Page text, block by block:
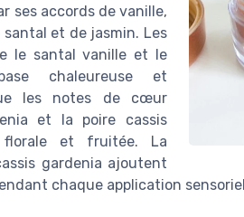
ses accords de vanille,
et de jasmin. Les
le santal vanille et le
chaleureuse et
les notes de cœur
et la poire cassis
et fruitée. La
gardenia ajoutent
chaque application